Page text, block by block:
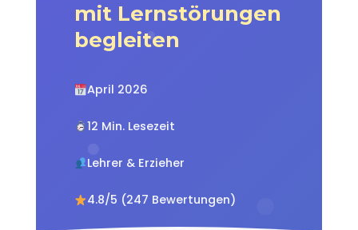
mit Lernstörungen
begleiten
April 2026
12 Min. Lesezeit
Lehrer & Erzieher
4.8/5 (247 Bewertungen)